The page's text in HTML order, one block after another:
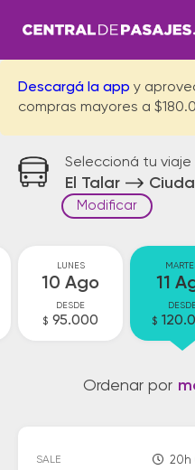
Descargá la app y
compras mayores a
Seleccioná tu viaje
El Talar
Modificar
LUNES
10 Ago
DESDE
$ 95.000
11
$
Ordenar por
SALE 20h